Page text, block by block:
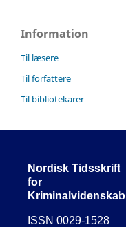
Information
Til læsere
Til forfattere
Til bibliotekarer
Nordisk Tidsskrift
for
Kriminalvidenskab
ISSN 0029-1528